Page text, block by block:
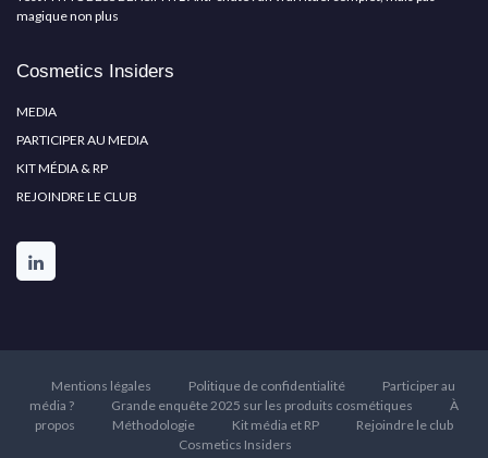
magique non plus
Cosmetics Insiders
MEDIA
PARTICIPER AU MEDIA
KIT MÉDIA & RP
REJOINDRE LE CLUB
Mentions légales Politique de confidentialité
Participer au
média ?
Grande enquête 2025 sur les produits cosmétiques
À
propos
Méthodologie Kit média et RP
Rejoindre le club
Cosmetics Insiders